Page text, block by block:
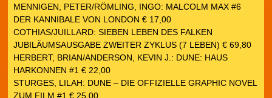
MENNIGEN, PETER/RÖMLING, INGO: MALCOLM MAX #6
DER KANNIBALE VON LONDON € 17,00
COTHIAS/JUILLARD: SIEBEN LEBEN DES FALKEN
JUBILÄUMSAUSGABE ZWEITER ZYKLUS (7 LEBEN) € 69,80
HERBERT, BRIAN/ANDERSON, KEVIN J.: DUNE: HAUS
HARKONNEN #1 € 22,00
STURGES, LILAH: DUNE – DIE OFFIZIELLE GRAPHIC NOVEL
ZUM FILM #1 € 25,00